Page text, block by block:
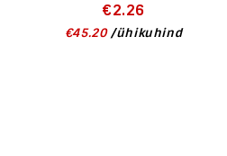
€2.26
€45.20 /ühikuhind